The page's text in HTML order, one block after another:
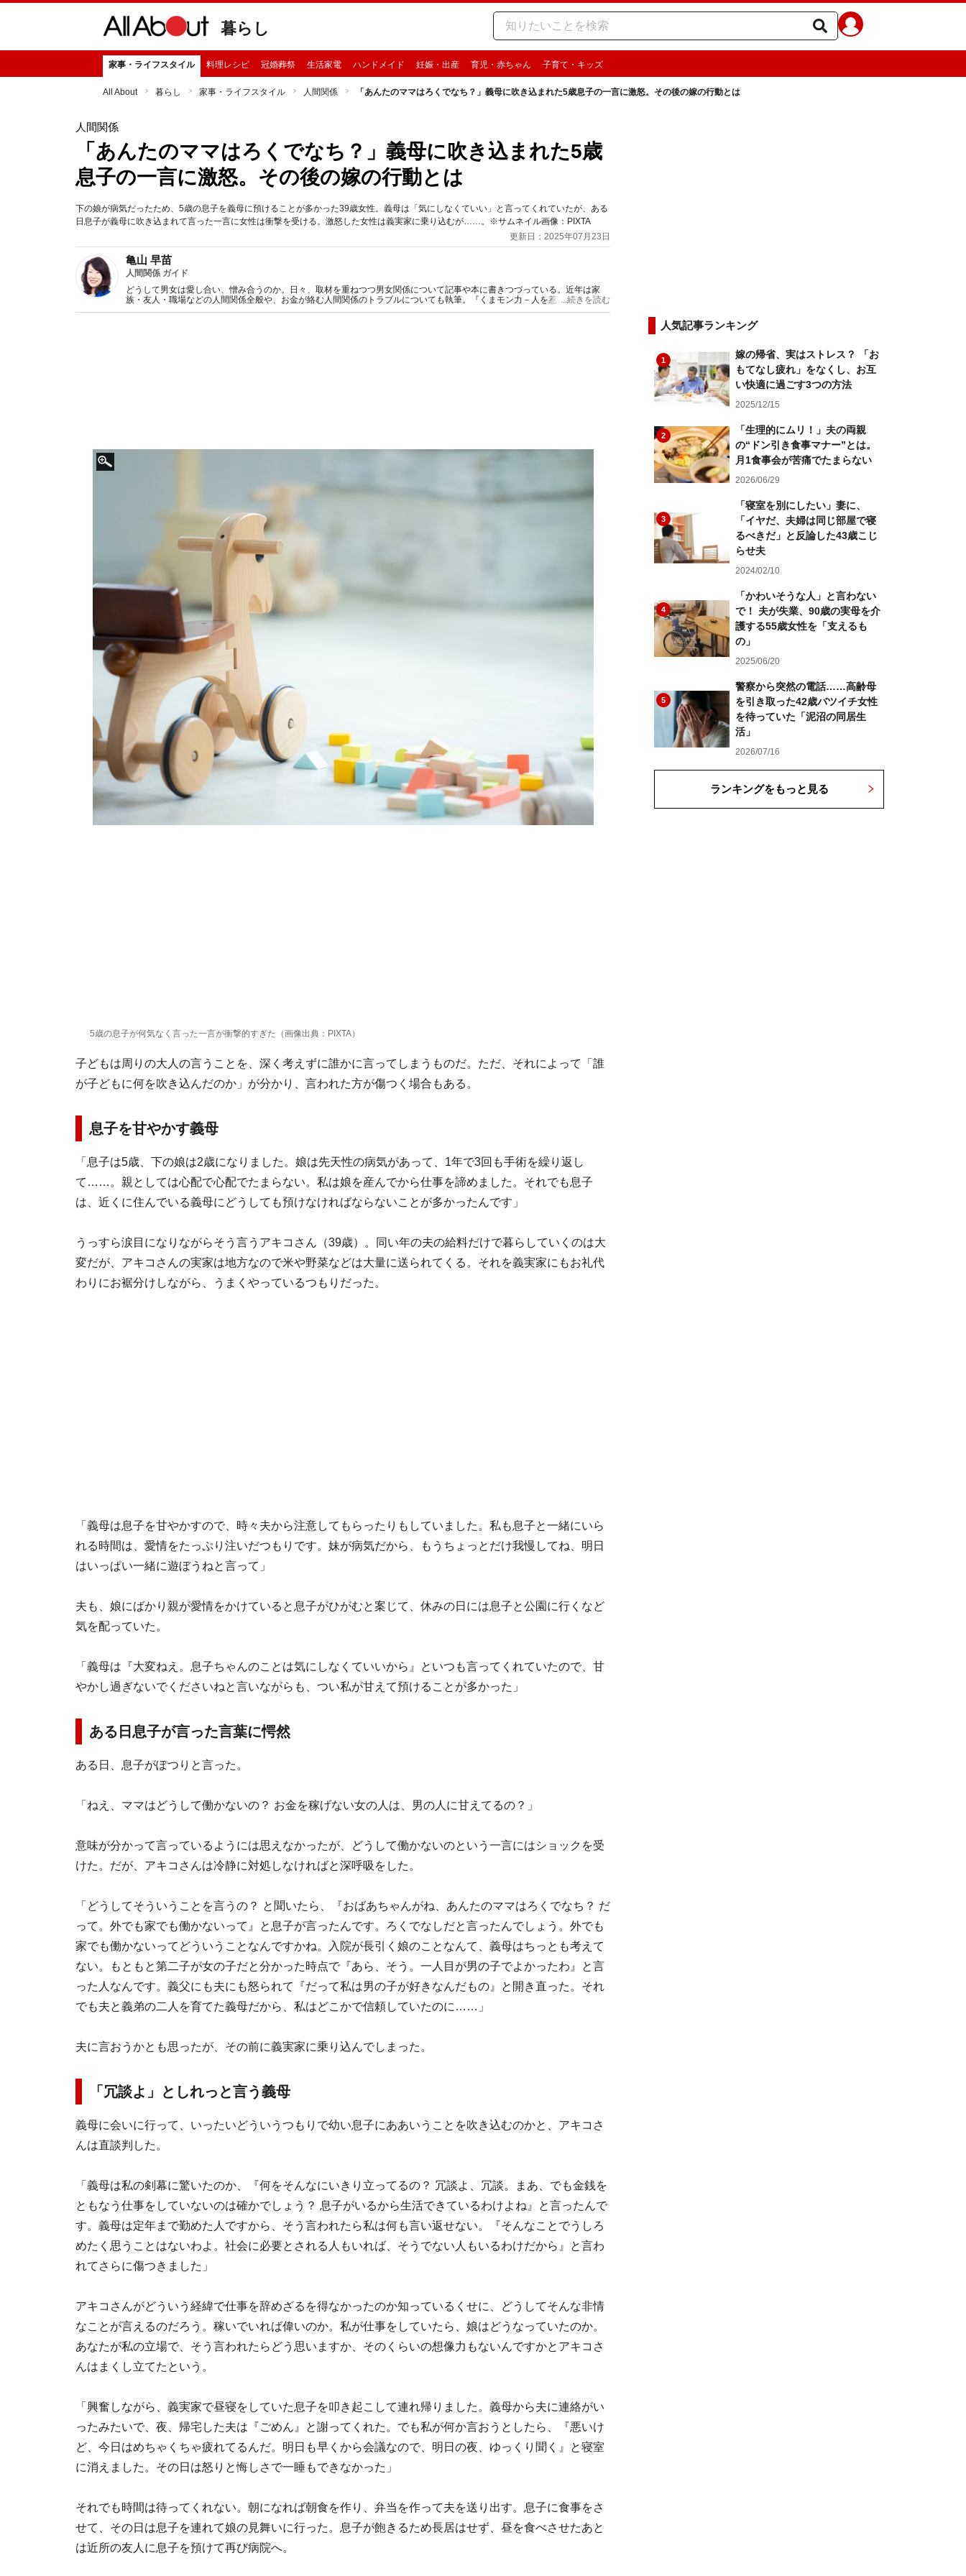
暮らし
家事・ライフスタイル 料理レシピ 冠婚葬祭 生活家電 ハンドメイド 妊娠・出産 育児・赤ちゃん 子育て・キッズ
All About 暮らし 家事・ライフスタイル 人間関係 「あんたのママはろくでなち？」義母に吹き込まれた5歳息子の一言に激怒。その後の嫁の行動とは
人間関係
「あんたのママはろくでなち？」義母に吹き込まれた5歳
息子の一言に激怒。その後の嫁の行動とは
下の娘が病気だったため、5歳の息子を義母に預けることが多かった39歳女性。義母は「気にしなくていい」と言ってくれていたが、ある
日息子が義母に吹き込まれて言った一言に女性は衝撃を受ける。激怒した女性は義実家に乗り込むが……。※サムネイル画像：PIXTA
更新日：2025年07月23日
亀山 早苗
人間関係 ガイド
どうして男女は愛し合い、憎み合うのか。日々、取材を重ねつつ男女関係について記事や本に書きつづっている。近年は家
族・友人・職場などの人間関係全般や、お金が絡む人間関係のトラブルについても執筆。『くまモン力－人を惹きつける愛と
魅力の秘密』など著書多数。
...続きを読む
5歳の息子が何気なく言った一言が衝撃的すぎた（画像出典：PIXTA）
子どもは周りの大人の言うことを、深く考えずに誰かに言ってしまうものだ。ただ、それによって「誰
が子どもに何を吹き込んだのか」が分かり、言われた方が傷つく場合もある。
息子を甘やかす義母
「息子は5歳、下の娘は2歳になりました。娘は先天性の病気があって、1年で3回も手術を繰り返し
て……。親としては心配で心配でたまらない。私は娘を産んでから仕事を諦めました。それでも息子
は、近くに住んでいる義母にどうしても預けなければならないことが多かったんです」
うっすら涙目になりながらそう言うアキコさん（39歳）。同い年の夫の給料だけで暮らしていくのは大
変だが、アキコさんの実家は地方なので米や野菜などは大量に送られてくる。それを義実家にもお礼代
わりにお裾分けしながら、うまくやっているつもりだった。
「義母は息子を甘やかすので、時々夫から注意してもらったりもしていました。私も息子と一緒にいら
れる時間は、愛情をたっぷり注いだつもりです。妹が病気だから、もうちょっとだけ我慢してね、明日
はいっぱい一緒に遊ぼうねと言って」
夫も、娘にばかり親が愛情をかけていると息子がひがむと案じて、休みの日には息子と公園に行くなど
気を配っていた。
「義母は『大変ねえ。息子ちゃんのことは気にしなくていいから』といつも言ってくれていたので、甘
やかし過ぎないでくださいねと言いながらも、つい私が甘えて預けることが多かった」
ある日息子が言った言葉に愕然
ある日、息子がぽつりと言った。
「ねえ、ママはどうして働かないの？ お金を稼げない女の人は、男の人に甘えてるの？」
意味が分かって言っているようには思えなかったが、どうして働かないのという一言にはショックを受
けた。だが、アキコさんは冷静に対処しなければと深呼吸をした。
「どうしてそういうことを言うの？ と聞いたら、『おばあちゃんがね、あんたのママはろくでなち？ だ
って。外でも家でも働かないって』と息子が言ったんです。ろくでなしだと言ったんでしょう。外でも
家でも働かないってどういうことなんですかね。入院が長引く娘のことなんて、義母はちっとも考えて
ない。もともと第二子が女の子だと分かった時点で『あら、そう。一人目が男の子でよかったわ』と言
った人なんです。義父にも夫にも怒られて『だって私は男の子が好きなんだもの』と開き直った。それ
でも夫と義弟の二人を育てた義母だから、私はどこかで信頼していたのに……」
夫に言おうかとも思ったが、その前に義実家に乗り込んでしまった。
「冗談よ」としれっと言う義母
義母に会いに行って、いったいどういうつもりで幼い息子にああいうことを吹き込むのかと、アキコさ
んは直談判した。
「義母は私の剣幕に驚いたのか、『何をそんなにいきり立ってるの？ 冗談よ、冗談。まあ、でも金銭を
ともなう仕事をしていないのは確かでしょう？ 息子がいるから生活できているわけよね』と言ったんで
す。義母は定年まで勤めた人ですから、そう言われたら私は何も言い返せない。『そんなことでうしろ
めたく思うことはないわよ。社会に必要とされる人もいれば、そうでない人もいるわけだから』と言わ
れてさらに傷つきました」
アキコさんがどういう経緯で仕事を辞めざるを得なかったのか知っているくせに、どうしてそんな非情
なことが言えるのだろう。稼いでいれば偉いのか。私が仕事をしていたら、娘はどうなっていたのか。
あなたが私の立場で、そう言われたらどう思いますか、そのくらいの想像力もないんですかとアキコさ
んはまくし立てたという。
「興奮しながら、義実家で昼寝をしていた息子を叩き起こして連れ帰りました。義母から夫に連絡がい
ったみたいで、夜、帰宅した夫は『ごめん』と謝ってくれた。でも私が何か言おうとしたら、『悪いけ
ど、今日はめちゃくちゃ疲れてるんだ。明日も早くから会議なので、明日の夜、ゆっくり聞く』と寝室
に消えました。その日は怒りと悔しさで一睡もできなかった」
それでも時間は待ってくれない。朝になれば朝食を作り、弁当を作って夫を送り出す。息子に食事をさ
せて、その日は息子を連れて娘の見舞いに行った。息子が飽きるため長居はせず、昼を食べさせたあと
は近所の友人に息子を預けて再び病院へ。
人気記事ランキング
1
嫁の帰省、実はストレス？ 「お
もてなし疲れ」をなくし、お互
い快適に過ごす3つの方法
2025/12/15
2
「生理的にムリ！」夫の両親
の“ドン引き食事マナー”とは。
月1食事会が苦痛でたまらない
2026/06/29
3
「寝室を別にしたい」妻に、
「イヤだ、夫婦は同じ部屋で寝
るべきだ」と反論した43歳こじ
らせ夫
2024/02/10
4
「かわいそうな人」と言わない
で！ 夫が失業、90歳の実母を介
護する55歳女性を「支えるも
の」
2025/06/20
5
警察から突然の電話……高齢母
を引き取った42歳バツイチ女性
を待っていた「泥沼の同居生
活」
2026/07/16
ランキングをもっと見る